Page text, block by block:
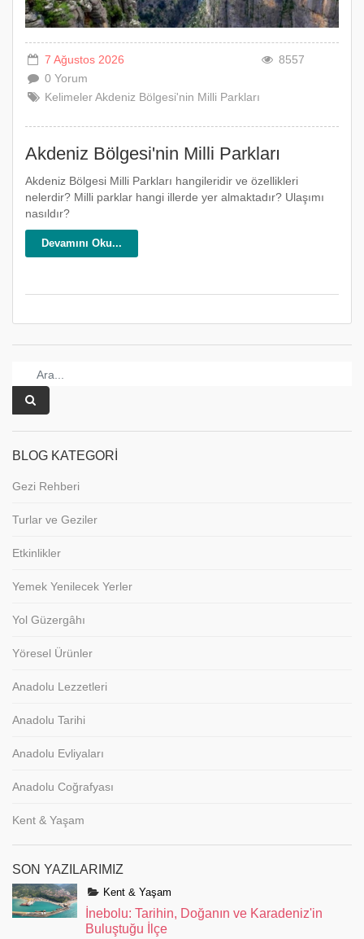
7 Ağustos 2026
0 Yorum
KelimelerAkdeniz Bölgesi'nin Milli Parkları
8557
Akdeniz Bölgesi'nin Milli Parkları
Akdeniz Bölgesi Milli Parkları hangileridir ve özellikleri
nelerdir? Milli parklar hangi illerde yer almaktadır? Ulaşımı
nasıldır?
Devamını Oku...
BLOG KATEGORI
Gezi Rehberi
Turlar ve Geziler
Etkinlikler
Yemek Yenilecek Yerler
Yol Güzergâhı
Yöresel Ürünler
Anadolu Lezzetleri
Anadolu Tarihi
Anadolu Evliyaları
Anadolu Coğrafyası
Kent & Yaşam
SON YAZILARIMIZ
Kent & Yaşam
İnebolu: Tarihin, Doğanın ve Karadeniz'in
Buluştuğu İlçe